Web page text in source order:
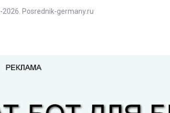
Posrednik-germany.ru